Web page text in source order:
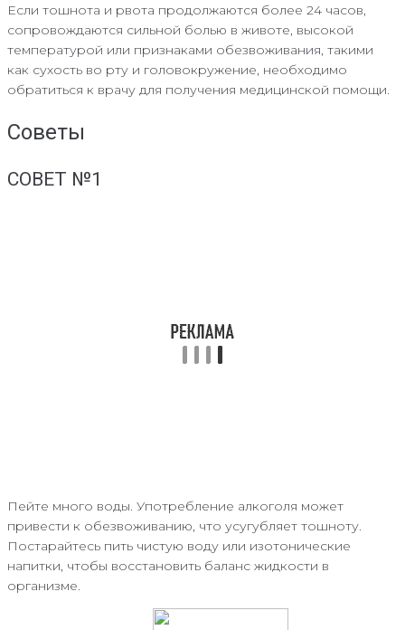
Если тошнота и рвота продолжаются более 24 часов,
сопровождаются сильной болью в животе, высокой
температурой или признаками обезвоживания, такими
как сухость во рту и головокружение, необходимо
обратиться к врачу для получения медицинской помощи.
Советы
СОВЕТ №1
Пейте много воды. Употребление алкоголя может
привести к обезвоживанию, что усугубляет тошноту.
Постарайтесь пить чистую воду или изотонические
напитки, чтобы восстановить баланс жидкости в
организме.